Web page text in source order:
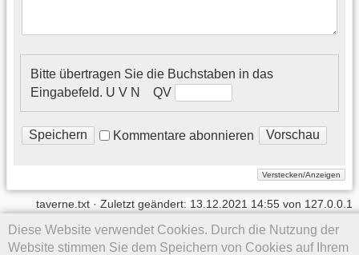
Diese Website verwendet Cookies. Durch die Nutzung der
Website stimmen Sie dem Speichern von Cookies auf Ihrem
Bitte übertragen Sie die Buchstaben in das
Eingabefeld. U᠎ V N Q​ V
Kommentare abonnieren
taverne.txt · Zuletzt geändert: 13.12.2021 14:55 von 127.0.0.1